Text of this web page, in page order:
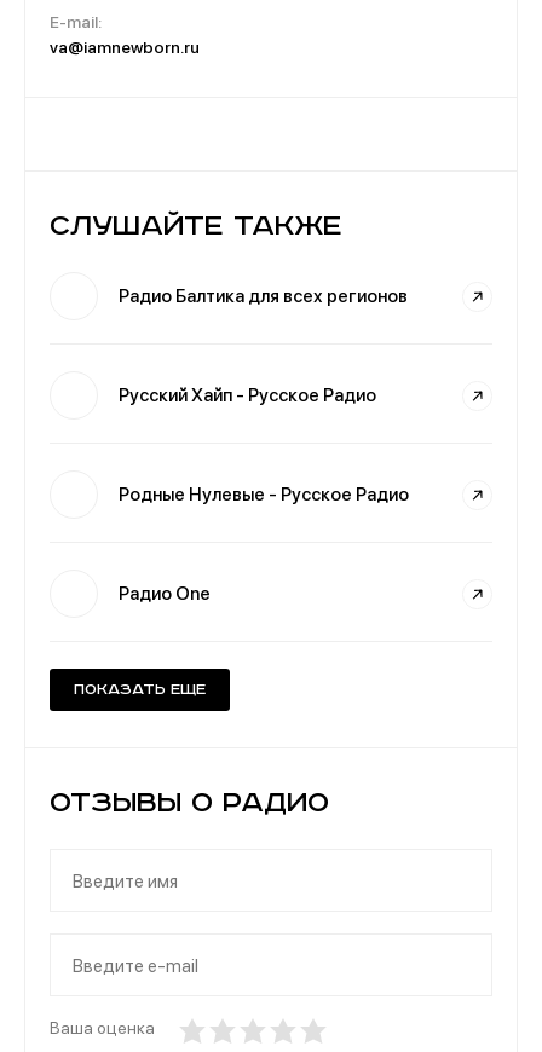
E-mail:
va@iamnewborn.ru
Слушайте также
Радио Балтика для всех регионов
Русский Хайп - Русское Радио
Родные Нулевые - Русское Радио
Радио One
Показать еще
Отзывы о Радио
Ваша оценка